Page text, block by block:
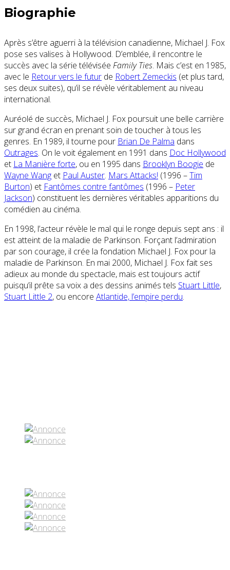
Biographie
Après s’être aguerri à la télévision canadienne, Michael J. Fox
pose ses valises à Hollywood. D’emblée, il rencontre le
succès avec la série télévisée Family Ties. Mais c’est en 1985,
avec le Retour vers le futur de Robert Zemeckis (et plus tard,
ses deux suites), qu’il se révèle véritablement au niveau
international.
Auréolé de succès, Michael J. Fox poursuit une belle carrière
sur grand écran en prenant soin de toucher à tous les
genres. En 1989, il tourne pour Brian De Palma dans
Outrages. On le voit également en 1991 dans Doc Hollywood
et La Manière forte, ou en 1995 dans Brooklyn Boogie de
Wayne Wang et Paul Auster. Mars Attacks! (1996 –Tim
Burton) et Fantômes contre fantômes (1996 – Peter
Jackson) constituent les dernières véritables apparitions du
comédien au cinéma.
En 1998, l’acteur révèle le mal qui le ronge depuis sept ans : il
est atteint de la maladie de Parkinson. Forçant l’admiration
par son courage, il crée la fondation Michael J. Fox pour la
maladie de Parkinson. En mai 2000, Michael J. Fox fait ses
adieux au monde du spectacle, mais est toujours actif
puisqu’il prête sa voix a des dessins animés tels Stuart Little,
Stuart Little 2, ou encore Atlantide, l’empire perdu.